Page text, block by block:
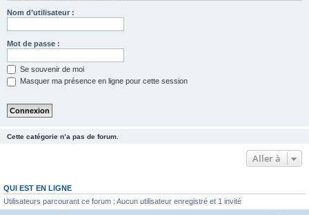
Nom d’utilisateur :
Mot de passe :
Se souvenir de moi
Masquer ma présence en ligne pour cette session
Cette catégorie n’a pas de forum.
Aller à
QUI EST EN LIGNE
Utilisateurs parcourant ce forum : Aucun utilisateur enregistré et 1 invité